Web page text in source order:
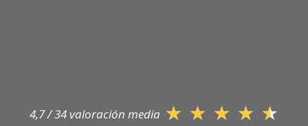
4,7 / 34 valoración media ★ ★ ★ ★ ★